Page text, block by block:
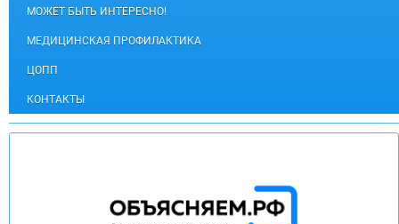
МОЖЕТ БЫТЬ ИНТЕРЕСНО!
МЕДИЦИНСКАЯ ПРОФИЛАКТИКА
ЦОПП
КОНТАКТЫ